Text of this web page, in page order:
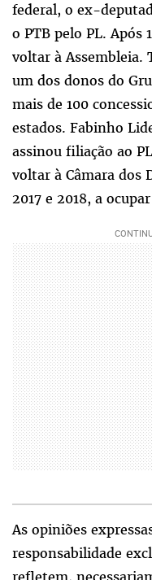
federal, o ex-
o PTB pelo PL. Após
voltar à Assembleia.
um dos donos do
mais de 100
estados. Fabinho
assinou filiação ao
voltar à Câmara dos
2017 e 2018, a
As opiniões
responsabilidade